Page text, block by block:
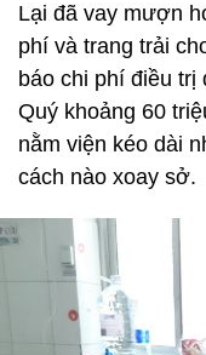
Lại đã vay mượn
phí và trang trải
báo chi phí điều trị
Quý khoảng 60
nằm viện kéo dài
cách nào xoay sở.